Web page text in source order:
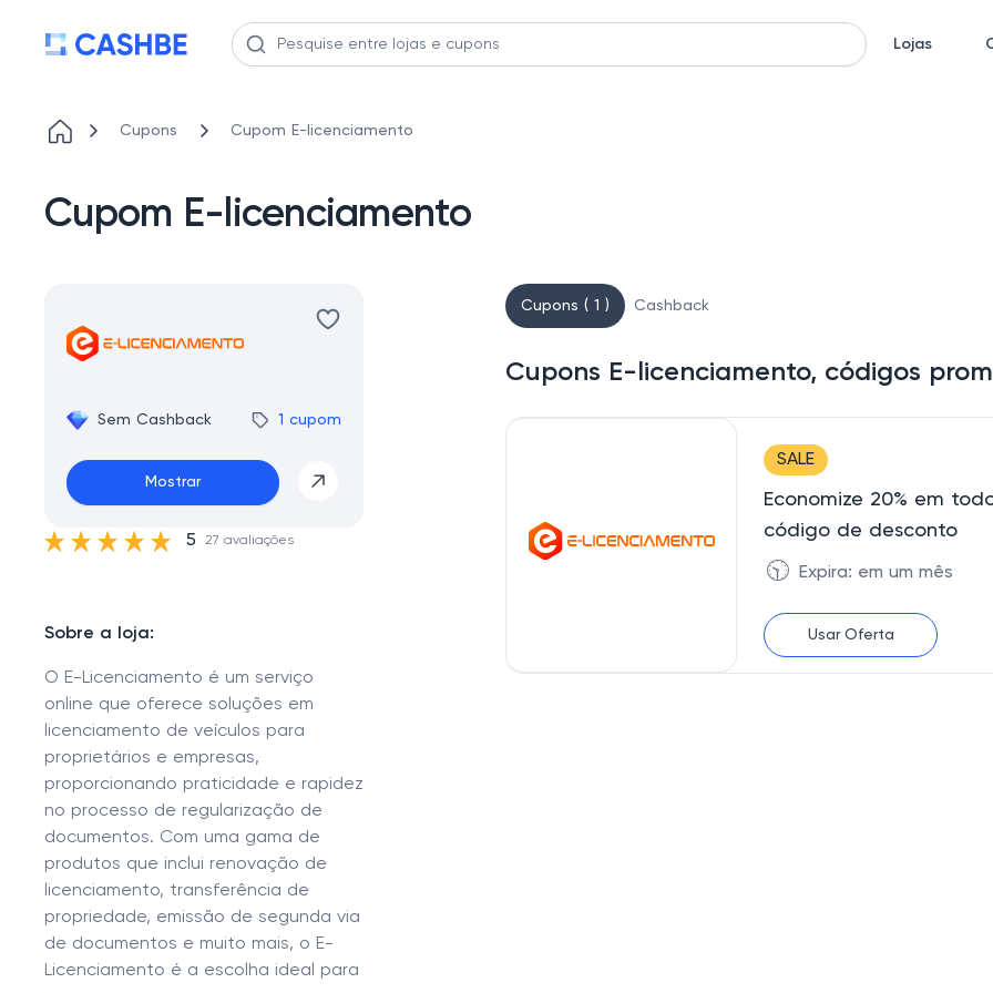
Lojas
Cupons Cupom E-licenciamento
Cupom E-licenciamento
Sem Cashback 1 cupom
Mostrar
5 27 avaliações
Sobre a loja:
O E-Licenciamento é um serviço
online que oferece soluções em
licenciamento de veículos para
proprietários e empresas,
proporcionando praticidade e rapidez
no processo de regularização de
documentos. Com uma gama de
produtos que inclui renovação de
licenciamento, transferência de
propriedade, emissão de segunda via
de documentos e muito mais, o E-
Licenciamento é a escolha ideal para
Cupons ( 1 ) Cashback
Cupons E-licenciamento, códigos
SALE
Economize 20% em
código de desconto
🕥 Expira: em um mês
Usar Oferta